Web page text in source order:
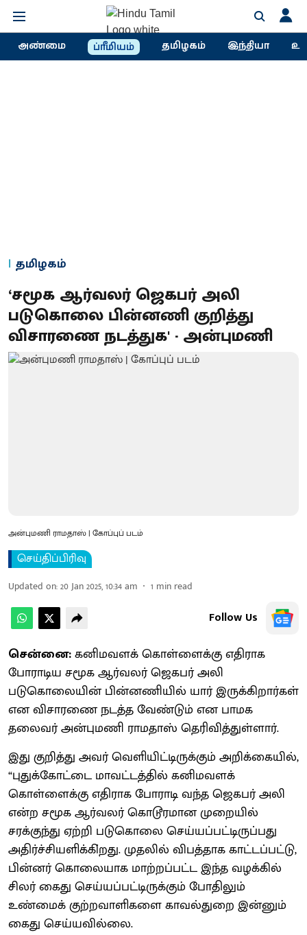
அண்மை ப்ரீமியம் தமிழகம் இந்தியா
தமிழகம்
‘சமூக ஆர்வலர் ஜெகபர் அலி
படுகொலை பின்னணி குறித்து
விசாரணை நடத்துக' - அன்புமணி
அன்புமணி ராமதாஸ் | கோப்புப் படம்
செய்திப்பிரிவு
Updated on:20 Jan 2025, 10:34 am 1 min read
Follow Us
சென்னை:கனிமவளக் கொள்ளைக்கு எதிராக
போராடிய சமூக ஆர்வலர் ஜெகபர் அலி
படுகொலையின் பின்னணியில் யார் இருக்கிறார்கள்
என விசாரணை நடத்த வேண்டும் என பாமக
தலைவர் அன்புமணி ராமதாஸ் தெரிவித்துள்ளார்.
இது குறித்து அவர் வெளியிட்டிருக்கும் அறிக்கையில்,
“புதுக்கோட்டை மாவட்டத்தில் கனிமவளக்
கொள்ளைக்கு எதிராக போராடி வந்த ஜெகபர் அலி
என்ற சமூக ஆர்வலர் கொடூரமான முறையில்
சரக்குந்து ஏற்றி படுகொலை செய்யப்பட்டிருப்பது
அதிர்ச்சியளிக்கி்றது. முதலில் விபத்தாக காட்டப்பட்டு,
பின்னர் கொலையாக மாற்றப்பட்ட இந்த வழக்கில்
சிலர் கைது செய்யப்பட்டிருக்கும் போதிலும்
உண்மைக் குற்றவாளிகளை காவல்துறை இன்னும்
கைது செய்யவில்லை.